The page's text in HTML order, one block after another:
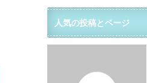
人気の投稿とページ